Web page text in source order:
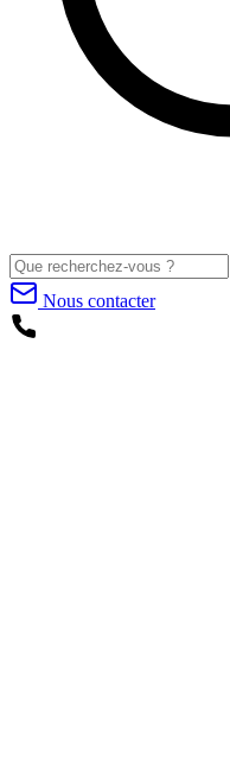
Nous contacter